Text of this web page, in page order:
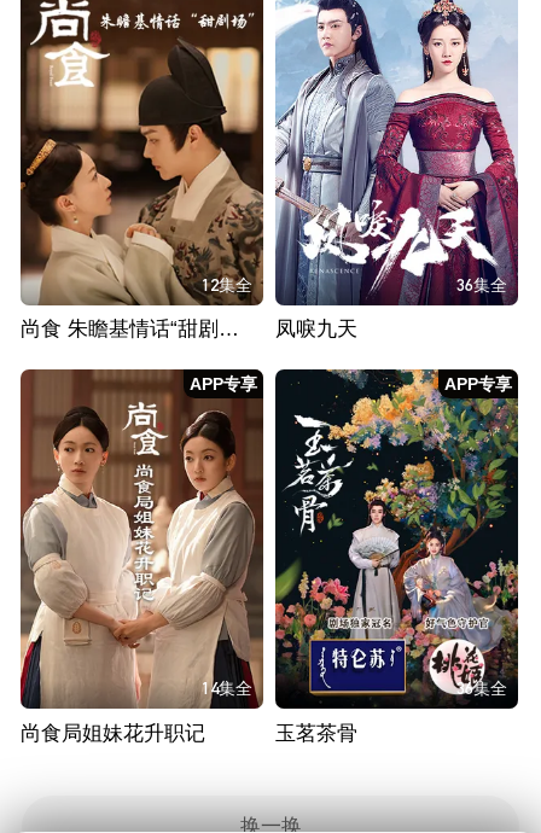
12集全
尚食 朱瞻基情话“甜剧场”
36集全
凤唳九天
APP专享
14集全
尚食局姐妹花升职记
APP专享
36集全
玉茗茶骨
换一换